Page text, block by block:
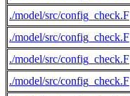
./model/src/config_check.F
./model/src/config_check.F
./model/src/config_check.F
./model/src/config_check.F